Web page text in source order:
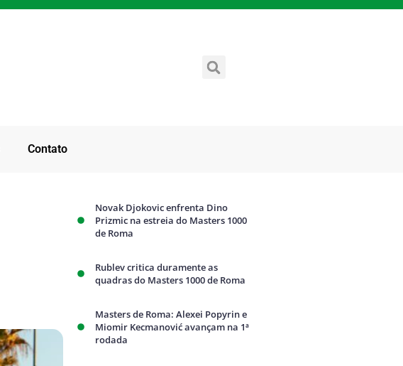
Contato
Novak Djokovic enfrenta Dino
Prizmic na estreia do Masters 1000
de Roma
Rublev critica duramente as
quadras do Masters 1000 de Roma
Masters de Roma: Alexei Popyrin e
Miomir Kecmanović avançam na 1ª
rodada